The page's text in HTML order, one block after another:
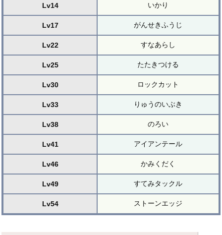
Lv14 いかり
Lv17 がんせきふうじ
Lv22 すなあらし
Lv25 たたきつける
Lv30 ロックカット
Lv33 りゅうのいぶき
Lv38 のろい
Lv41 アイアンテール
Lv46 かみくだく
Lv49 すてみタックル
Lv54 ストーンエッジ